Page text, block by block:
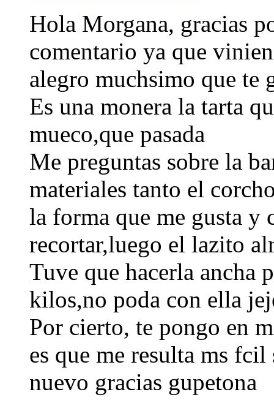
Hola Morgana, gracias
comentario ya que
alegro muchsimo que te
Es una monera la tarta
mueco,que pasada
Me preguntas sobre la
materiales tanto el
la forma que me gusta y
recortar,luego el lazito
Tuve que hacerla ancha
kilos,no poda con ella
Por cierto, te pongo en
es que me resulta ms
nuevo gracias gupetona